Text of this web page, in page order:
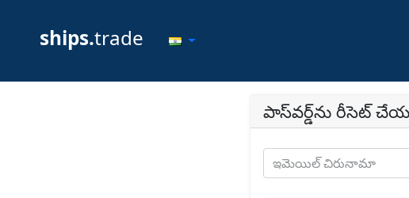
ships.trade
పాస్‌వర్డ్‌ను రీసెట్
ఇమెయిల్ చిరునామా